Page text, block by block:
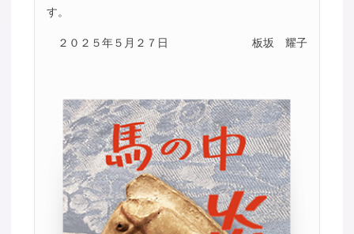
す。
２０２５年５月２７日 板坂 耀子